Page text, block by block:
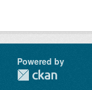
Powered by